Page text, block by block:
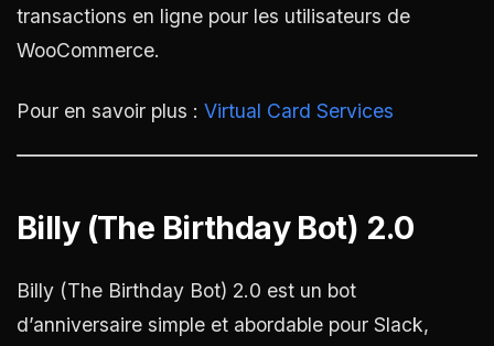
transactions en ligne pour les utilisateurs de
WooCommerce.
Pour en savoir plus : Virtual Card Services
Billy (The Birthday Bot) 2.0
Billy (The Birthday Bot) 2.0 est un bot
d’anniversaire simple et abordable pour Slack,